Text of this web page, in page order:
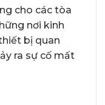
cho các tòa
nơi kinh
bị quan
ra sự cố mất